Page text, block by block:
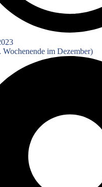
Wochenende im Dezember)